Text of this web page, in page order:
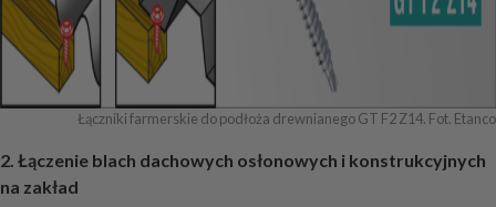
Łączniki farmerskie do podłoża drewnianego GT F2 Z14. Fot. Etanco
2. Łączenie blach dachowych osłonowych i konstrukcyjnych
na zakład